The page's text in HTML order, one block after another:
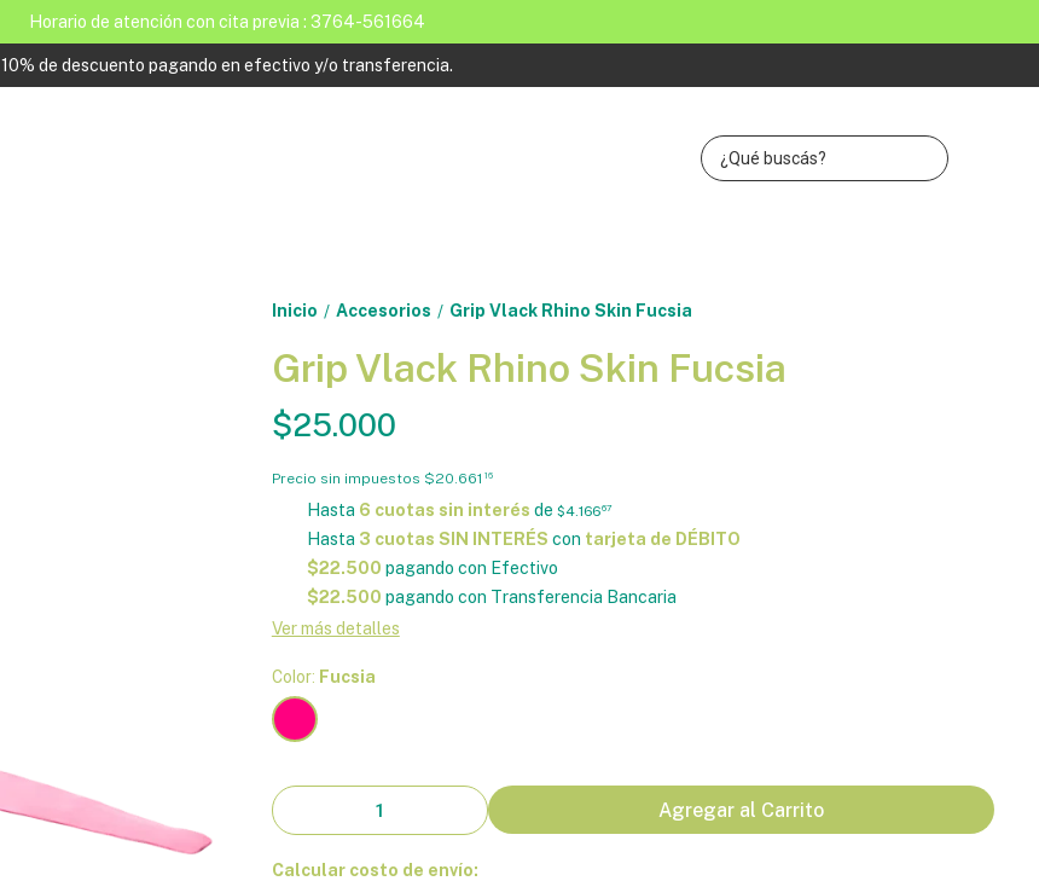
Horario de atención con cita previa : 3764-561664
10% de descuento pagando en efectivo y/o transferencia.
Inicio / Accesorios / Grip Vlack Rhino Skin Fucsia
Grip Vlack Rhino Skin Fucsia
$25.000
Precio sin impuestos $20.661 16
Hasta 6 cuotas sin interés de $4.16667
Hasta 3 cuotas SIN INTERÉS con tarjeta de DÉBITO
$22.500 pagando con Efectivo
$22.500 pagando con Transferencia Bancaria
Ver más detalles
Color: Fucsia
Agregar al Carrito
Calcular costo de envío: